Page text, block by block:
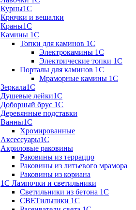
Курны1С
Крючки и вешалки
Краны1С
Камины 1C
Топки для каминов 1C
Электрокамины 1С
Электрические топки 1C
Порталы для каминов 1С
Мраморные камины 1C
Зеркала1С
Душевые лейки1С
Доборный брус 1С
Деревянные подставки
Ванны1С
Хромированные
Аксессуары1С
Акриловые раковины
Раковины из терраццо
Раковины из литьевого мрамора
Раковины из кориана
1С Лампочки и светильники
Светильники из бетона 1С
СВЕТильники 1С